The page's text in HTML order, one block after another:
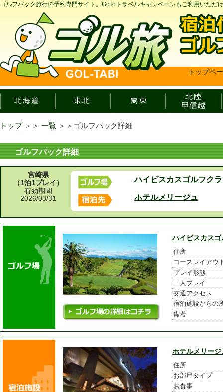
ゴルフパック旅行の予約専門サイト。GoToトラベルキャンペーンもご利用いただ
トップペ
トップ ＞＞ 一覧 ＞＞ ゴルフパック詳細
ゴルフパック詳細
宮崎県
（1泊1プレイ）
有効期間
2026/03/31
ハイビスカスゴルフク
ホテルメリージュ
ハイビスカスゴ
住所
コースレイアウ
プレイ形態
二人プレイ
交通アクセス
宿泊施設からの
備考
ホテルメリージ
住所
お部屋タイプ
お食事